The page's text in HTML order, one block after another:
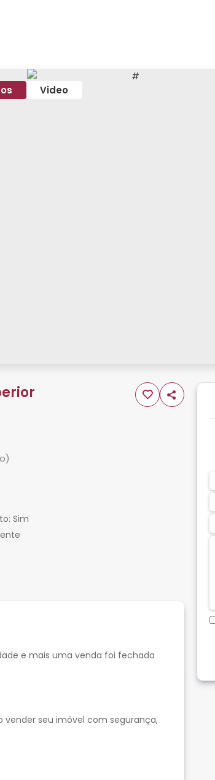
Video
Sim
e mais uma venda foi fechada
seu imóvel com segurança,